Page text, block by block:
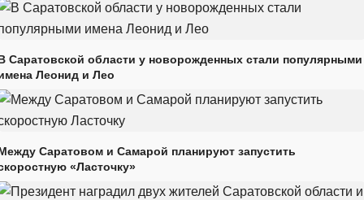
Саратовской области у новорожденных стали популярными
Леонид и Лео
Саратовом и Самарой планируют запустить
«Ласточку»